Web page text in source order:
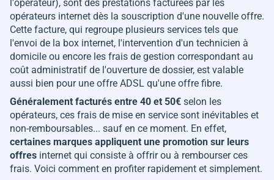
l'opérateur), sont des prestations facturées par les
opérateurs internet dès la souscription d'une nouvelle offre.
Cette facture, qui regroupe plusieurs services tels que
l'envoi de la box internet, l'intervention d'un technicien à
domicile ou encore les frais de gestion correspondant au
coût administratif de l'ouverture de dossier, est valable
aussi bien pour une offre ADSL qu'une offre fibre.
Généralement facturés entre 40 et 50€ selon les
opérateurs, ces frais de mise en service sont inévitables et
non-remboursables... sauf en ce moment. En effet,
certaines marques appliquent une promotion sur leurs
offres internet qui consiste à offrir ou à rembourser ces
frais. Voici comment en profiter rapidement et simplement.